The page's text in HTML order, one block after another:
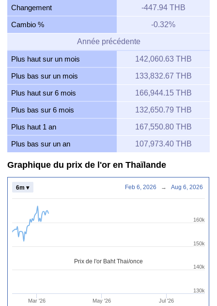
Changement -447.94 THB
Cambio % -0.32%
Année précédente
Plus haut sur un mois 142,060.63 THB
Plus bas sur un mois 133,832.67 THB
Plus haut sur 6 mois 166,944.15 THB
Plus bas sur 6 mois 132,650.79 THB
Plus haut 1 an 167,550.80 THB
Plus bas sur un an 107,973.40 THB
Graphique du prix de l'or en Thaïlande
Prix de l'or Baht Thai/once
Mar '26 May '26 Jul '26
130k
140k
150k
160k
6m ▾ Feb 6, 2026 → Aug 6, 2026